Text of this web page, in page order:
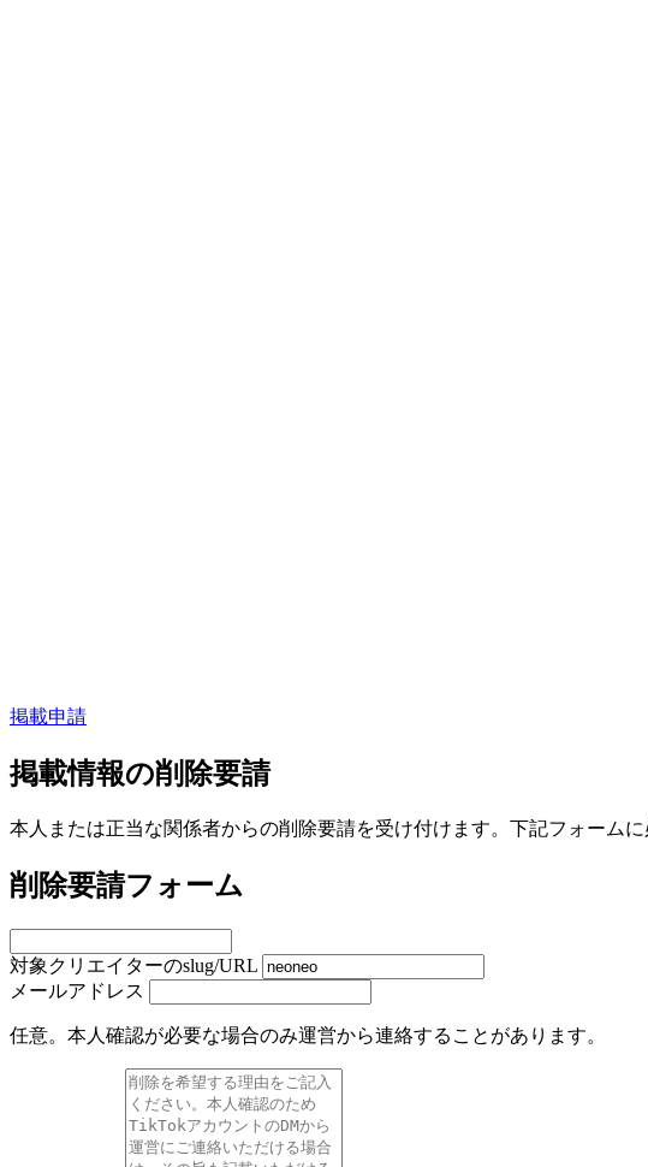
掲載申請
掲載情報の削除要請
本人または正当な関係者からの削除要請を受け付けます。下記フォームに
削除要請フォーム
対象クリエイターのslug/URL
メールアドレス
任意。本人確認が必要な場合のみ運営から連絡することがあります。